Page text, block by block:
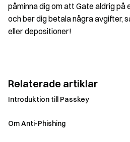
påminna dig om att Gate aldrig på
och ber dig betala några avgifter,
eller depositioner!
Relaterade artiklar
Introduktion till Passkey
Om Anti-Phishing